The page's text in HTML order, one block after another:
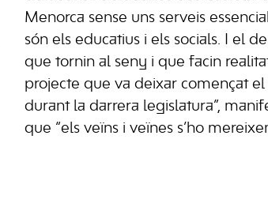
Menorca sense uns serveis
són els educatius i els socials. I el
que tornin al seny i que facin
projecte que va deixar començat el
durant la darrera legislatura”,
que “els veïns i veïnes s’ho